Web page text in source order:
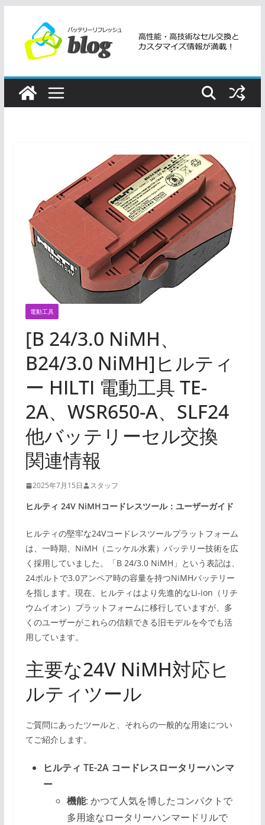
ツ
電動工具
[B 24/3.0 NiMH、
B24/3.0 NiMH]ヒルティ
ー HILTI 電動工具 TE-
2A、WSR650-A、SLF24
他バッテリーセル交換
関連情報
2025年7月15日 スタッフ
ヒルティ 24V NiMHコードレスツール：ユーザーガイド
ヒルティの堅牢な24Vコードレスツールプラットフォーム
は、一時期、NiMH（ニッケル水素）バッテリー技術を広
く採用していました。「B 24/3.0 NiMH」という表記は、
24ボルトで3.0アンペア時の容量を持つNiMHバッテリー
を指します。現在、ヒルティはより先進的なLi-ion（リチ
ウムイオン）プラットフォームに移行していますが、多
くのユーザーがこれらの信頼できる旧モデルを今でも活
用しています。
主要な24V NiMH対応ヒ
ルティツール
ご質問にあったツールと、それらの一般的な用途につい
てご紹介します。
ヒルティ TE-2A コードレスロータリーハンマ
ー
機能: かつて人気を博したコンパクトで
多用途なロータリーハンマードリルで